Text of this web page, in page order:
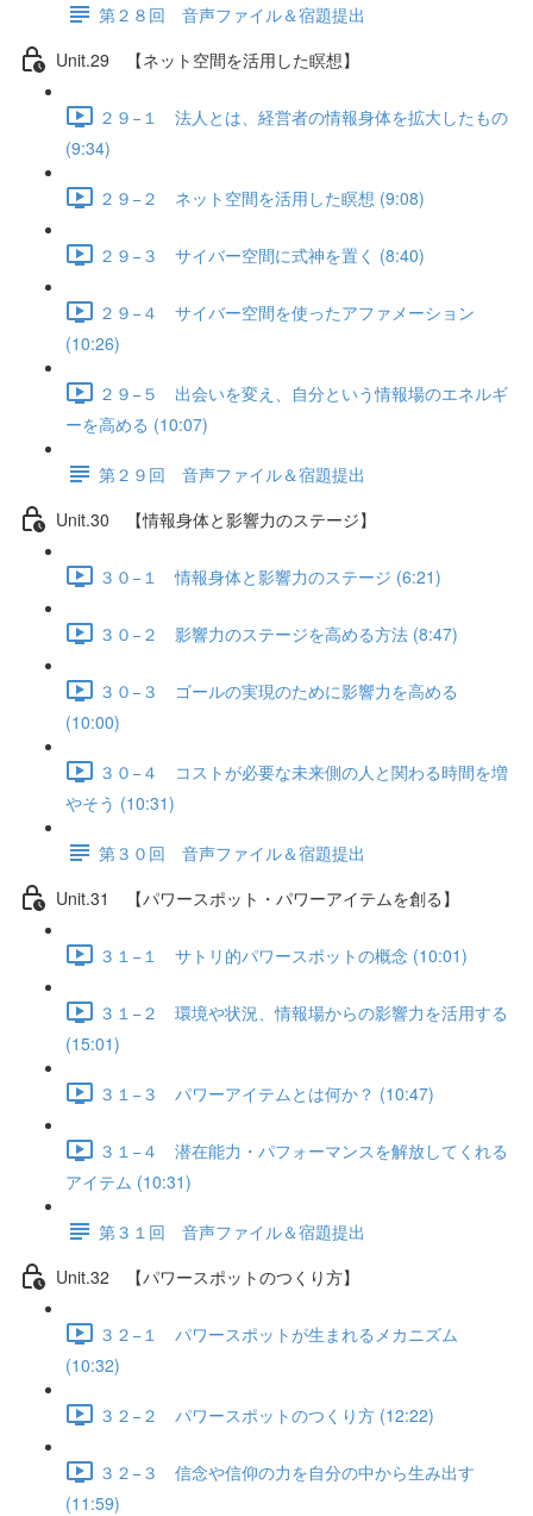
第２８回 音声ファイル＆宿題提出
Unit.29 【ネット空間を活用した瞑想】
２９−１ 法人とは、経営者の情報身体を拡大したもの
(9:34)
２９−２ ネット空間を活用した瞑想 (9:08)
２９−３ サイバー空間に式神を置く (8:40)
２９−４ サイバー空間を使ったアファメーション
(10:26)
２９−５ 出会いを変え、自分という情報場のエネルギ
ーを高める (10:07)
第２９回 音声ファイル＆宿題提出
Unit.30 【情報身体と影響力のステージ】
３０−１ 情報身体と影響力のステージ (6:21)
３０−２ 影響力のステージを高める方法 (8:47)
３０−３ ゴールの実現のために影響力を高める
(10:00)
３０−４ コストが必要な未来側の人と関わる時間を増
やそう (10:31)
第３０回 音声ファイル＆宿題提出
Unit.31 【パワースポット・パワーアイテムを創る】
３１−１ サトリ的パワースポットの概念 (10:01)
３１−２ 環境や状況、情報場からの影響力を活用する
(15:01)
３１−３ パワーアイテムとは何か？ (10:47)
３１−４ 潜在能力・パフォーマンスを解放してくれる
アイテム (10:31)
第３１回 音声ファイル＆宿題提出
Unit.32 【パワースポットのつくり方】
３２−１ パワースポットが生まれるメカニズム
(10:32)
３２−２ パワースポットのつくり方 (12:22)
３２−３ 信念や信仰の力を自分の中から生み出す
(11:59)